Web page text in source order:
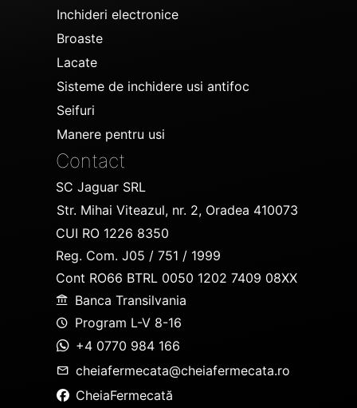
Inchideri electronice
Broaste
Lacate
Sisteme de inchidere usi antifoc
Seifuri
Manere pentru usi
Contact
SC Jaguar SRL
Str. Mihai Viteazul, nr. 2, Oradea 410073
CUI RO 1226 8350
Reg. Com. J05 / 751 / 1999
Cont RO66 BTRL 0050 1202 7409 08XX
Banca Transilvania
Program L-V 8-16
+4 0770 984 166
cheiafermecata@cheiafermecata.ro
CheiaFermecată